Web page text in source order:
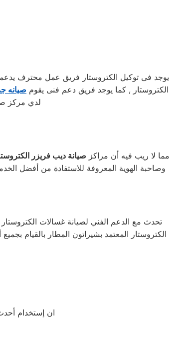
يوجد فى توكيل الكتروستار فريق عمل محترف
الكتروستار , كما يوجد فريق دعم فنى يقوم صيانه
لدي مركز
مما لا ريب فيه أن مراكز صيانة ديب فريزر
وصاحبة الهوية المعروفة للاستفادة من أفضل
الكتروستار المعتمد بشيراتون المطار بالقيام
ان إستخدام